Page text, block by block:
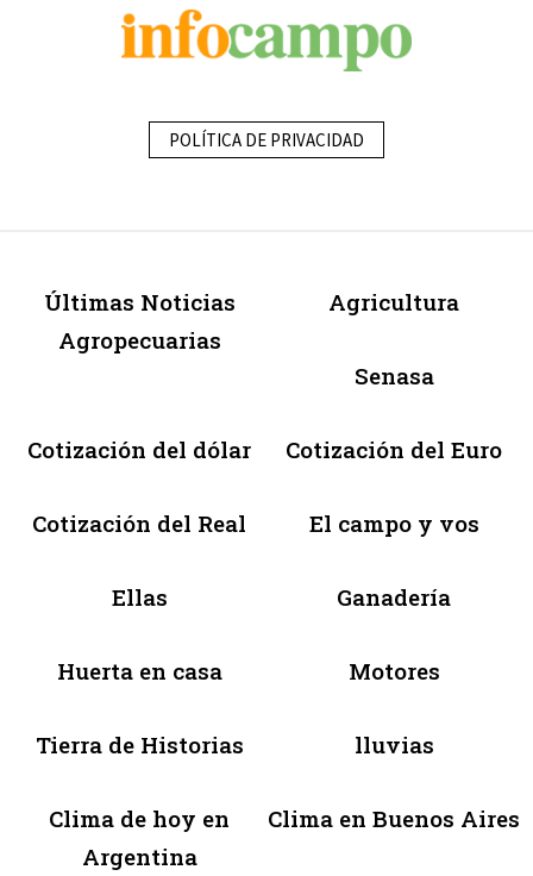
POLÍTICA DE PRIVACIDAD
Últimas Noticias
Agropecuarias
Agricultura
Senasa
Cotización del dólar Cotización del Euro
Cotización del Real El campo y vos
Ellas Ganadería
Huerta en casa Motores
Tierra de Historias lluvias
Clima de hoy en
Argentina
Clima en Buenos Aires